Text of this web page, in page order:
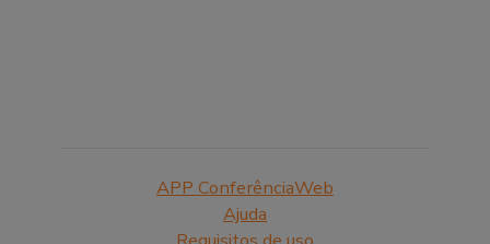
APP ConferênciaWeb
Ajuda